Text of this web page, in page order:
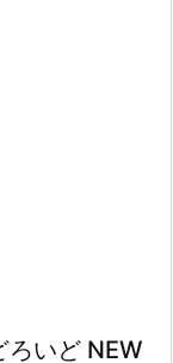
ろいど NEW